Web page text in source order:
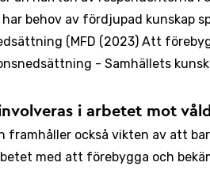
behov av fördjupad kunskap
(MFD (2023) Att
- Samhällets
i arbetet mot
framhåller också vikten av att
med att förebygga och